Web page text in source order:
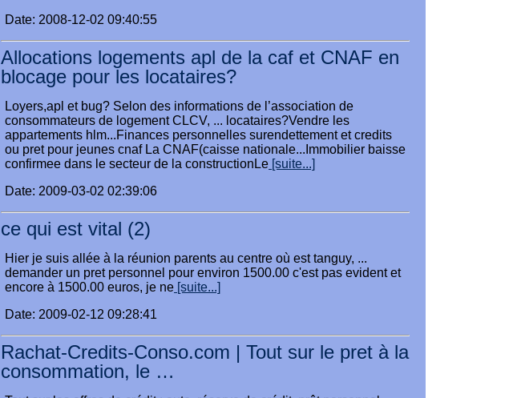
Date: 2008-12-02 09:40:55
Allocations logements apl de la caf et CNAF en
blocage pour les locataires?
Loyers,apl et bug? Selon des informations de l’association de
consommateurs de logement CLCV, ... locataires?Vendre les
appartements hlm...Finances personnelles surendettement et credits
ou pret pour jeunes cnaf La CNAF(caisse nationale...Immobilier baisse
confirmee dans le secteur de la constructionLe [suite...]
Date: 2009-03-02 02:39:06
ce qui est vital (2)
Hier je suis allée à la réunion parents au centre où est tanguy, ...
demander un pret personnel pour environ 1500.00 c'est pas evident et
encore à 1500.00 euros, je ne [suite...]
Date: 2009-02-12 09:28:41
Rachat-Credits-Conso.com | Tout sur le pret à la
consommation, le …